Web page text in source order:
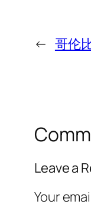
← 哥伦
Leave a
Your